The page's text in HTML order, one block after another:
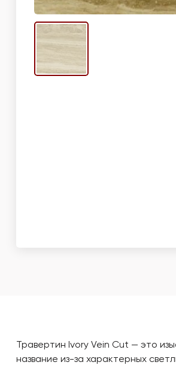
Травертин Ivory Vein Cut — это
название из-за характерных